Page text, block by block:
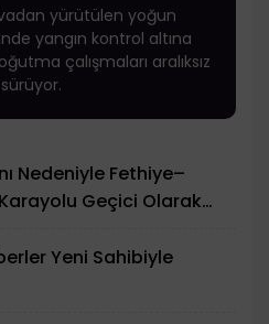
yürütülen yoğun
yangın kontrol altına
çalışmaları aralıksız
sürüyor.
Nedeniyle Fethiye–
Geçici Olarak
Yeni Sahibiyle